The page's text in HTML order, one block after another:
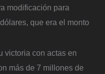
modificación para
que era el monto
victoria con actas en
más de 7 millones de